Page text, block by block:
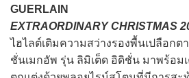
GUERLAIN
EXTRAORDINARY CHRISTMAS
ไฮไลต์เติมความสว่างรองพื้นเปลือกต
ชั่นเมกอัพ รุ่น ลิมิเต็ด อิดิชั่น มาพร้อม